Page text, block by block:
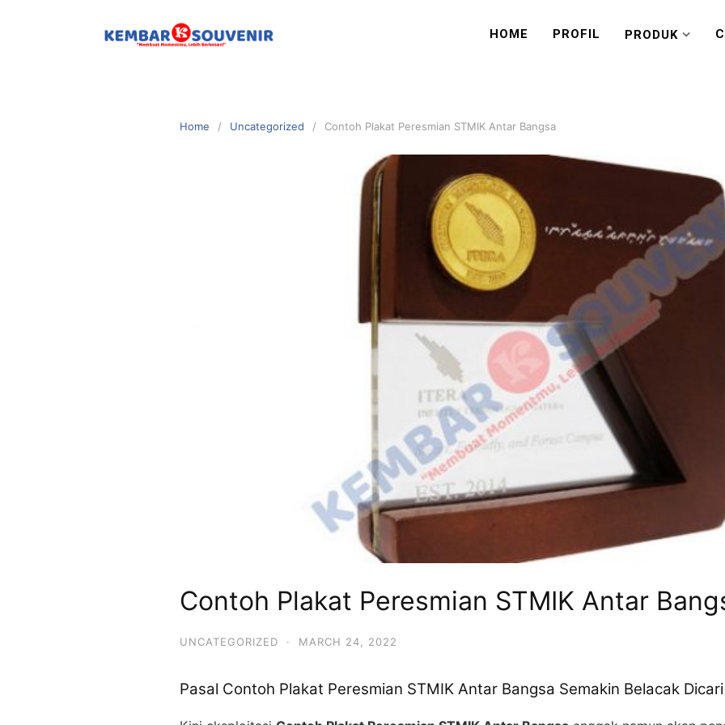
HOME PROFIL PRODUK
Home Uncategorized Contoh Plakat Peresmian STMIK Antar Bangsa
Contoh Plakat Peresmian STMIK Antar
UNCATEGORIZED · MARCH 24, 2022
Pasal Contoh Plakat Peresmian STMIK Antar Bangsa Semakin Belacak Dicari